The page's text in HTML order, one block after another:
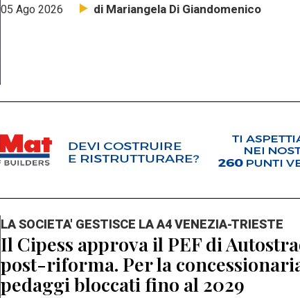
05 Ago 2026 di Mariangela Di Giandomenico
LA SOCIETA' GESTISCE LA A4 VENEZIA-TRIESTE
Il Cipess approva il PEF di
post-riforma. Per la
pedaggi bloccati fino al 2029